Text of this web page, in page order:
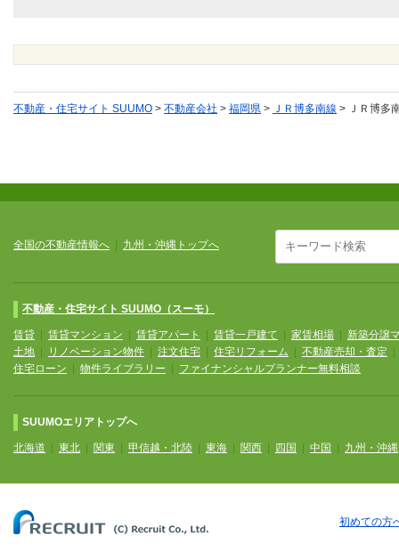
不動産・住宅サイト SUUMO > 不動産会社 > 福岡県 > ＪＲ博多南線 > ＪＲ博多
全国の不動産情報へ 九州・沖縄トップへ
不動産・住宅サイト SUUMO（スーモ）
賃貸 賃貸マンション 賃貸アパート 賃貸一戸建て 家賃相場
新築分譲
土地
リノベーション物件 注文住宅 住宅リフォーム 不動産売却・査定
住宅ローン
物件ライブラリー ファイナンシャルプランナー無料相談
SUUMOエリアトップへ
北海道 東北 関東 甲信越・北陸 東海 関西 四国 中国 九州・沖縄
初めての方